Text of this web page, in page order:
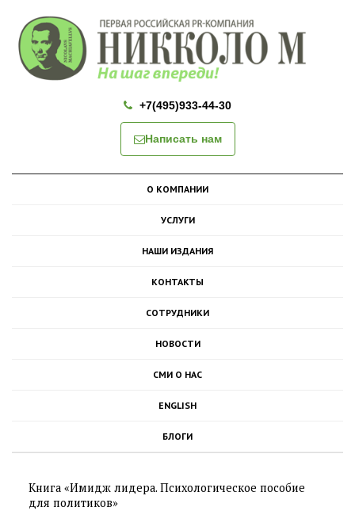
+7(495)933-44-30
Написать нам
О КОМПАНИИ
УСЛУГИ
НАШИ ИЗДАНИЯ
КОНТАКТЫ
СОТРУДНИКИ
НОВОСТИ
СМИ О НАС
ENGLISH
БЛОГИ
Книга «Имидж лидера. Психологическое пособие
для политиков»